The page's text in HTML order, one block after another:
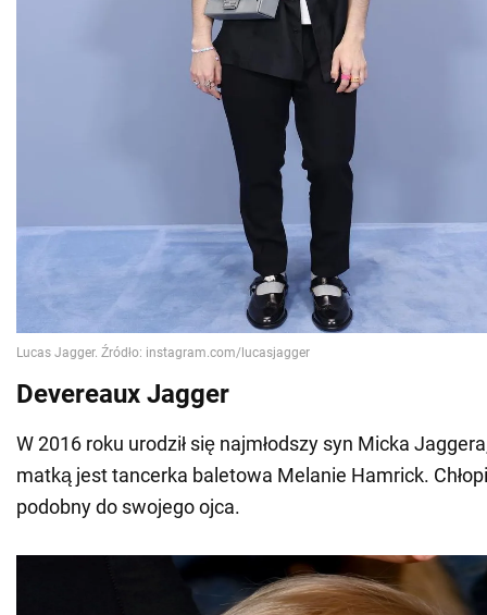
Devereaux Jagger
W 2016 roku urodził się najmłodszy syn Micka
matką jest tancerka baletowa Melanie Hamrick.
podobny do swojego ojca.